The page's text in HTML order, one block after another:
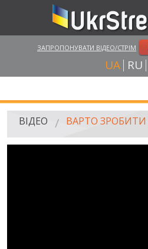
ЗАПРОПОНУВАТИ ВІДЕО/СТРІМ
UA RU
ГОЛОВНА
ВІДЕО